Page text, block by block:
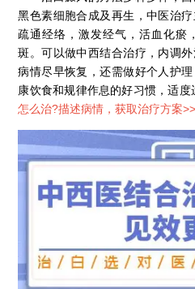
黑色素细胞合成及再生，中医治
疏通经络，激发经气，活血化瘀
斑。可以做中西结合治疗，内调
病情尽早恢复，还需做好个人护
康饮食和规律作息的好习惯，适度
怎么治?描述病情，获取治疗方案